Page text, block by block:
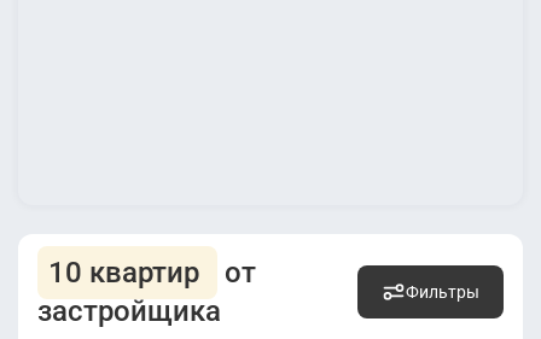
10 квартир
от
застройщика
Фильтры